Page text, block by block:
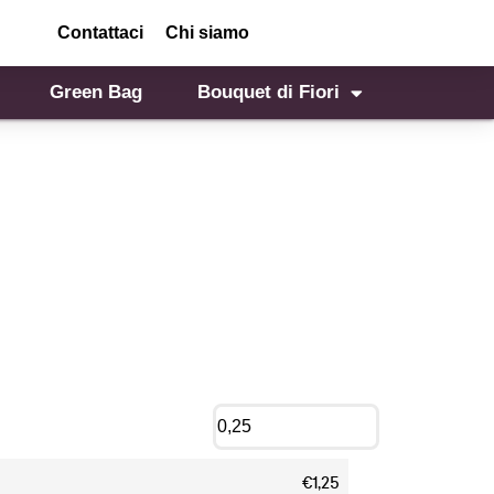
Contattaci Chi siamo
Green Bag Bouquet di Fiori
€1,25